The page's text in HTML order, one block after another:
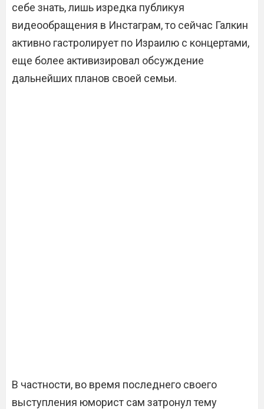
себе знать, лишь изредка публикуя
видеообращения в Инстаграм, то сейчас Галкин
активно гастролирует по Израилю с концертами,
еще более активизировал обсуждение
дальнейших планов своей семьи.
В частности, во время последнего своего
выступления юморист сам затронул тему